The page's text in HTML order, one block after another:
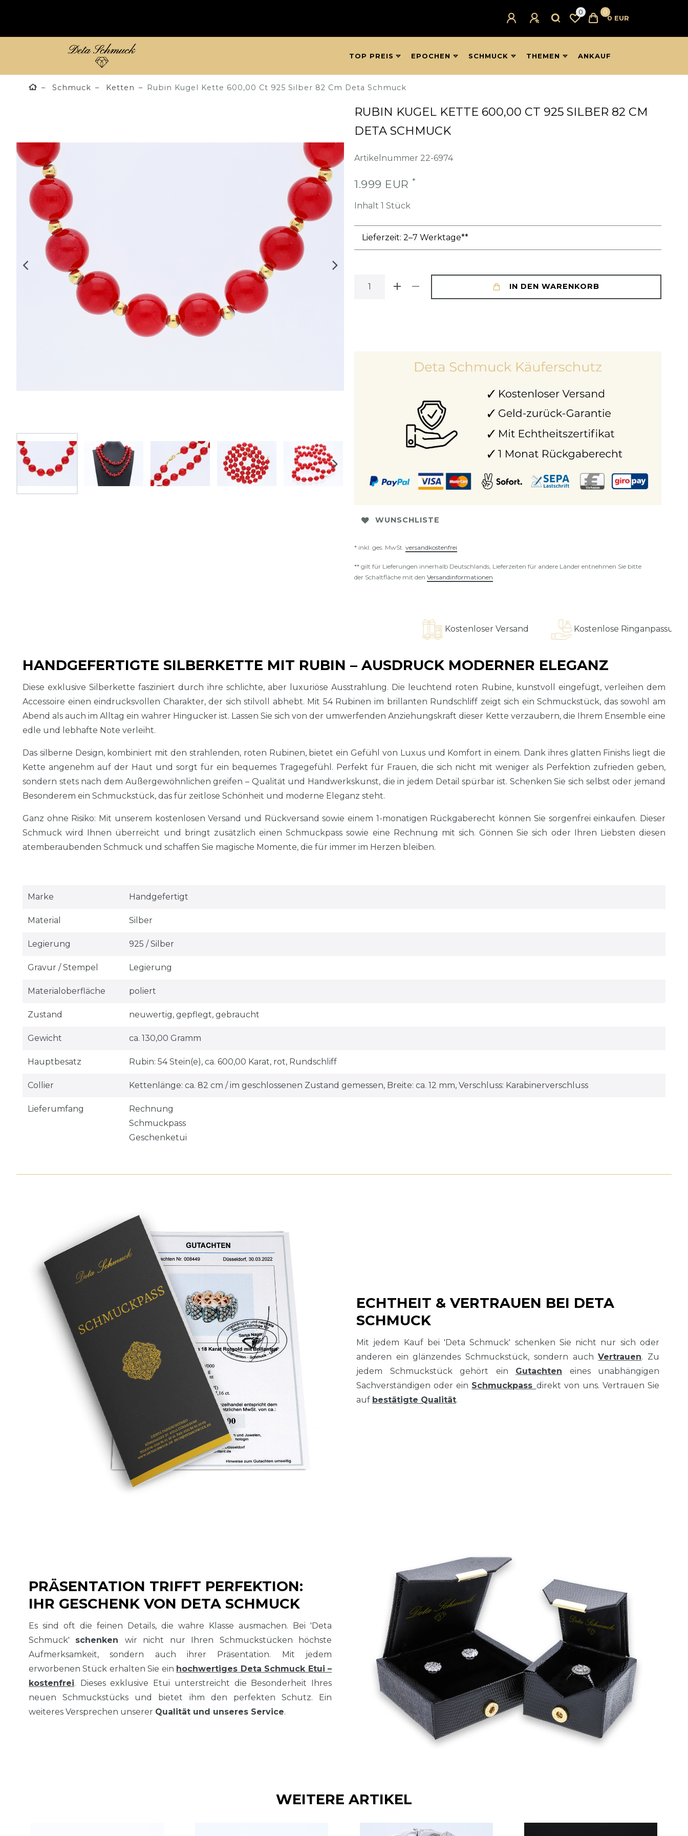
0
0
0 EUR
TOP PREIS EPOCHEN SCHMUCK THEMEN ANKAUF
Schmuck Ketten Rubin Kugel Kette 600,00 Ct 925 Silber 82 Cm Deta Schmuck
RUBIN KUGEL KETTE 600,00 CT 925 SILBER 82 CM
DETA SCHMUCK
Artikelnummer 22-6974
1.999 EUR *
Inhalt 1 Stück
Lieferzeit: 2–7 Werktage**
IN DEN WARENKORB
WUNSCHLISTE
* inkl. ges. MwSt. versandkostenfrei
** gilt für Lieferungen innerhalb Deutschlands, Lieferzeiten für andere Länder entnehmen Sie bitte
der Schaltfläche mit den Versandinformationen
Kostenloser Versand Kostenlose Ringanpassung
HANDGEFERTIGTE SILBERKETTE MIT RUBIN – AUSDRUCK MODERNER ELEGANZ
Diese exklusive Silberkette fasziniert durch ihre schlichte, aber luxuriöse Ausstrahlung. Die leuchtend roten Rubine, kunstvoll eingefügt, verleihen dem
Accessoire einen eindrucksvollen Charakter, der sich stilvoll abhebt. Mit 54 Rubinen im brillanten Rundschliff zeigt sich ein Schmuckstück, das sowohl am
Abend als auch im Alltag ein wahrer Hingucker ist. Lassen Sie sich von der umwerfenden Anziehungskraft dieser Kette verzaubern, die Ihrem Ensemble eine
edle und lebhafte Note verleiht.
Das silberne Design, kombiniert mit den strahlenden, roten Rubinen, bietet ein Gefühl von Luxus und Komfort in einem. Dank ihres glatten Finishs liegt die
Kette angenehm auf der Haut und sorgt für ein bequemes Tragegefühl. Perfekt für Frauen, die sich nicht mit weniger als Perfektion zufrieden geben,
sondern stets nach dem Außergewöhnlichen greifen – Qualität und Handwerkskunst, die in jedem Detail spürbar ist. Schenken Sie sich selbst oder jemand
Besonderem ein Schmuckstück, das für zeitlose Schönheit und moderne Eleganz steht.
Ganz ohne Risiko: Mit unserem kostenlosen Versand und Rückversand sowie einem 1-monatigen Rückgaberecht können Sie sorgenfrei einkaufen. Dieser
Schmuck wird Ihnen überreicht und bringt zusätzlich einen Schmuckpass sowie eine Rechnung mit sich. Gönnen Sie sich oder Ihren Liebsten diesen
atemberaubenden Schmuck und schaffen Sie magische Momente, die für immer im Herzen bleiben.
Marke Handgefertigt
Material Silber
Legierung 925 / Silber
Gravur / Stempel Legierung
Materialoberfläche poliert
Zustand neuwertig, gepflegt, gebraucht
Gewicht ca. 130,00 Gramm
Hauptbesatz Rubin: 54 Stein(e), ca. 600,00 Karat, rot, Rundschliff
Collier Kettenlänge: ca. 82 cm / im geschlossenen Zustand gemessen, Breite: ca. 12 mm, Verschluss: Karabinerverschluss
Lieferumfang
Rechnung
Schmuckpass
Geschenketui
ECHTHEIT & VERTRAUEN BEI DETA
SCHMUCK
Mit jedem Kauf bei 'Deta Schmuck' schenken Sie nicht nur sich oder
anderen ein glänzendes Schmuckstück, sondern auchVertrauen. Zu
jedem Schmuckstück gehört ein Gutachten eines unabhängigen
Sachverständigen oder ein Schmuckpass direkt von uns. Vertrauen Sie
auf bestätigte Qualität.
PRÄSENTATION TRIFFT PERFEKTION:
IHR GESCHENK VON DETA SCHMUCK
Es sind oft die feinen Details, die wahre Klasse ausmachen. Bei 'Deta
Schmuck' schenken wir nicht nur Ihren Schmuckstücken höchste
Aufmerksamkeit, sondern auch ihrer Präsentation. Mit jedem
erworbenen Stück erhalten Sie ein hochwertiges Deta Schmuck Etui –
kostenfrei. Dieses exklusive Etui unterstreicht die Besonderheit Ihres
neuen Schmuckstücks und bietet ihm den perfekten Schutz. Ein
weiteres Versprechen unserer Qualität und unseres Service.
WEITERE ARTIKEL